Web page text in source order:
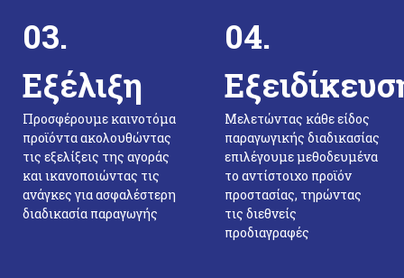
03.
Εξέλιξη
Προσφέρουμε καινοτόμα
προϊόντα ακολουθώντας
τις εξελίξεις της αγοράς
και ικανοποιώντας τις
ανάγκες για ασφαλέστερη
διαδικασία παραγωγής
04.
Μελετώντας κάθε είδος
παραγωγικής διαδικασίας
επιλέγουμε μεθοδευμένα
το αντίστοιχο προϊόν
προστασίας, τηρώντας
τις διεθνείς
προδιαγραφές